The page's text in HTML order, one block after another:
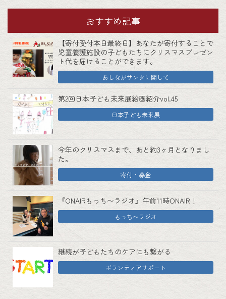
おすすめ記事
【寄付受付本日最終日】あなたが寄付することで
児童養護施設の子どもたちにクリスマスプレゼン
ト代を届けることができます。
あしながサンタに関して
第2回日本子ども未来展絵画紹介vol.45
日本子ども未来展
今年のクリスマスまで、あと約3ヶ月となりまし
た。
寄付・募金
『ONAIRもっち〜ラジオ』午前11時ONAIR！
もっち〜ラジオ
継続が子どもたちのケアにも繋がる
ボランティアサポート